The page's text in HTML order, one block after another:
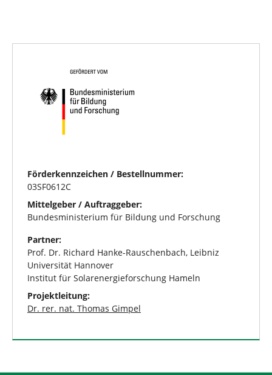
Förderkennzeichen / Bestellnummer:
03SF0612C
Mittelgeber / Auftraggeber:
Bundesministerium für Bildung und Forschung
Partner:
Prof. Dr. Richard Hanke-Rauschenbach, Leibniz
Universität Hannover
Institut für Solarenergieforschung Hameln
Projektleitung:
Dr. rer. nat. Thomas Gimpel